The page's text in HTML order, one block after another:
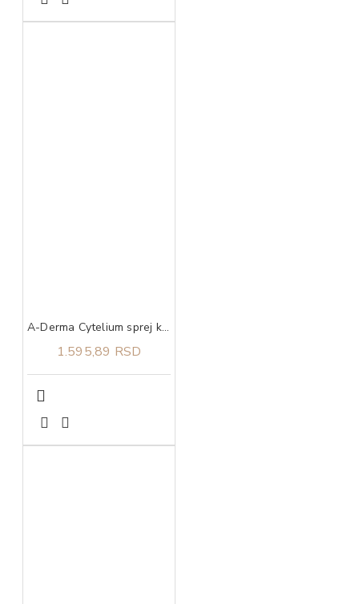
A-Derma Cytelium sprej koji suši i umiruje iritacije na koži 100 ml
1.595,89 RSD